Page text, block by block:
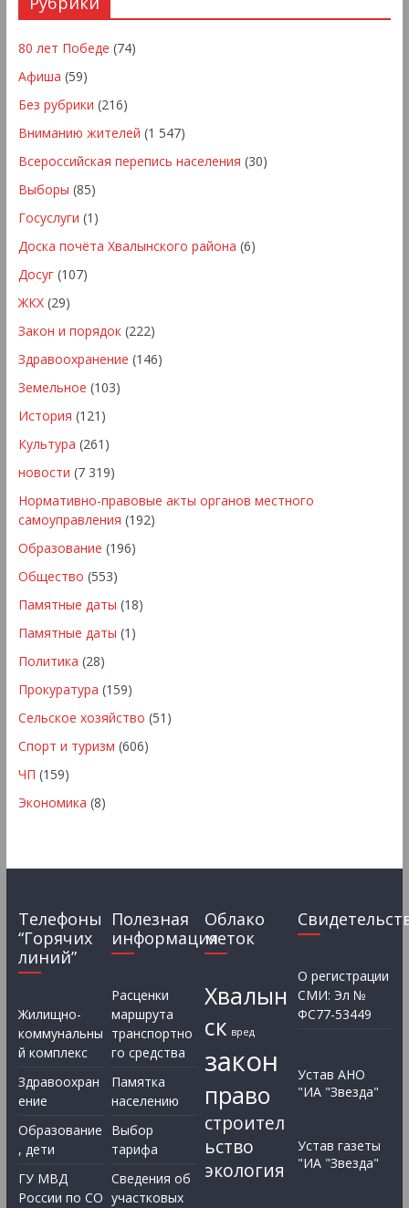
80 лет Победе (74)
Афиша (59)
Без рубрики (216)
Вниманию жителей (1 547)
Всероссийская перепись населения (30)
Выборы (85)
Госуслуги (1)
Доска почёта Хвалынского района (6)
Досуг(107)
ЖКХ(29)
Закон и порядок(222)
Здравоохранение (146)
Земельное (103)
История (121)
Культура (261)
новости (7 319)
Нормативно-правовые акты органов местного
самоуправления (192)
Образование (196)
Общество (553)
Памятные даты (18)
Памятные даты (1)
Политика (28)
Прокуратура (159)
Сельское хозяйство (51)
Спорт и туризм (606)
ЧП (159)
Экономика (8)
Телефоны
“Горячих
линий”
Жилищно-
коммунальны
й комплекс
Здравоохран
ение
Образование
, дети
ГУ МВД
России по СО
Полезная
информация
Расценки
маршрута
транспортно
го средства
Памятка
населению
Выбор
тарифа
Сведения об
участковых
Облако
меток
Хвалын
ск вред
закон
право
строител
ьство
экология
О регистрации
СМИ: Эл №
ФС77-53449
Устав АНО
"ИА "Звезда"
Устав газеты
"ИА "Звезда"